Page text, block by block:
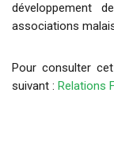
développement
associations
Pour consulter
suivant : Relations